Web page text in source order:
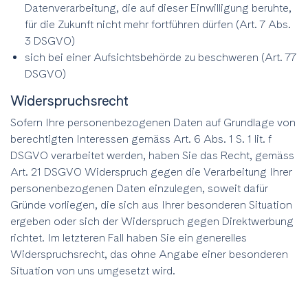
Datenverarbeitung, die auf dieser Einwilligung beruhte,
für die Zukunft nicht mehr fortführen dürfen (Art. 7 Abs.
3 DSGVO)
sich bei einer Aufsichtsbehörde zu beschweren (Art. 77
DSGVO)
Widerspruchsrecht
Sofern Ihre personenbezogenen Daten auf Grundlage von
berechtigten Interessen gemäss Art. 6 Abs. 1 S. 1 lit. f
DSGVO verarbeitet werden, haben Sie das Recht, gemäss
Art. 21 DSGVO Widerspruch gegen die Verarbeitung Ihrer
personenbezogenen Daten einzulegen, soweit dafür
Gründe vorliegen, die sich aus Ihrer besonderen Situation
ergeben oder sich der Widerspruch gegen Direktwerbung
richtet. Im letzteren Fall haben Sie ein generelles
Widerspruchsrecht, das ohne Angabe einer besonderen
Situation von uns umgesetzt wird.